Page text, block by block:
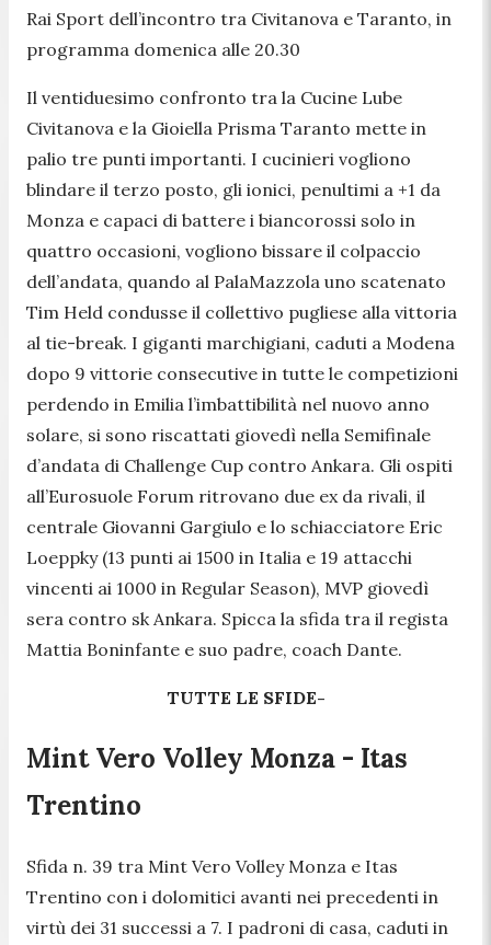
Rai Sport dell’incontro tra Civitanova e Taranto, in
programma domenica alle 20.30
Il ventiduesimo confronto tra la Cucine Lube
Civitanova e la Gioiella Prisma Taranto mette in
palio tre punti importanti. I cucinieri vogliono
blindare il terzo posto, gli ionici, penultimi a +1 da
Monza e capaci di battere i biancorossi solo in
quattro occasioni, vogliono bissare il colpaccio
dell’andata, quando al PalaMazzola uno scatenato
Tim Held condusse il collettivo pugliese alla vittoria
al tie-break. I giganti marchigiani, caduti a Modena
dopo 9 vittorie consecutive in tutte le competizioni
perdendo in Emilia l’imbattibilità nel nuovo anno
solare, si sono riscattati giovedì nella Semifinale
d’andata di Challenge Cup contro Ankara. Gli ospiti
all’Eurosuole Forum ritrovano due ex da rivali, il
centrale Giovanni Gargiulo e lo schiacciatore Eric
Loeppky (13 punti ai 1500 in Italia e 19 attacchi
vincenti ai 1000 in Regular Season), MVP giovedì
sera contro sk Ankara. Spicca la sfida tra il regista
Mattia Boninfante e suo padre, coach Dante.
TUTTE LE SFIDE-
Mint Vero Volley Monza - Itas
Trentino
Sfida n. 39 tra Mint Vero Volley Monza e Itas
Trentino con i dolomitici avanti nei precedenti in
virtù dei 31 successi a 7. I padroni di casa, caduti in